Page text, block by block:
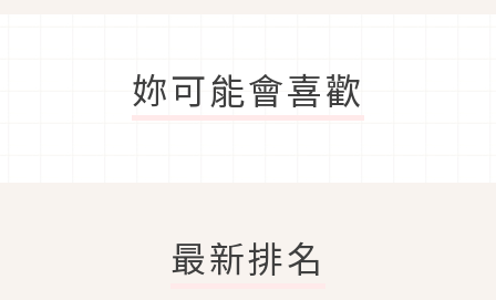
妳可能會喜歡
最新排名